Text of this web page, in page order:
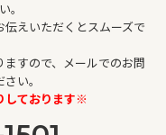
。
えいただくとスムーズで
すので、メールでのお問
い。
しております※